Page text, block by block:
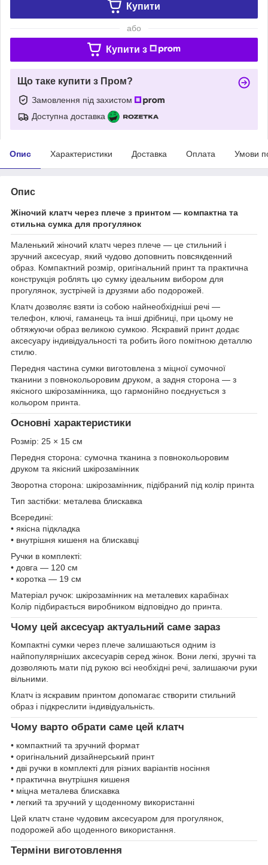
Купити
або
Купити з
Що таке купити з Пром?
Замовлення під захистом
Доступна доставка
Опис Характеристики Доставка Оплата Умови
Опис
Жіночий клатч через плече з принтом — компактна та
стильна сумка для прогулянок
Маленький жіночий клатч через плече — це стильний і
зручний аксесуар, який чудово доповнить повсякденний
образ. Компактний розмір, оригінальний принт та практична
конструкція роблять цю сумку ідеальним вибором для
прогулянок, зустрічей із друзями або подорожей.
Клатч дозволяє взяти із собою найнеобхідніші речі —
телефон, ключі, гаманець та інші дрібниці, при цьому не
обтяжуючи образ великою сумкою. Яскравий принт додає
аксесуару індивідуальності та робить його помітною деталлю
стилю.
Передня частина сумки виготовлена з міцної сумочної
тканини з повнокольоровим друком, а задня сторона — з
якісного шкірозамінника, що гармонійно поєднується з
кольором принта.
Основні характеристики
Розмір: 25 × 15 см
Передня сторона: сумочна тканина з повнокольоровим
друком та якісний шкірозамінник
Зворотна сторона: шкірозамінник, підібраний під колір принта
Тип застібки: металева блискавка
Всередині:
• якісна підкладка
• внутрішня кишеня на блискавці
Ручки в комплекті:
• довга — 120 см
• коротка — 19 см
Матеріал ручок: шкірозамінник на металевих карабінах
Колір підбирається виробником відповідно до принта.
Чому цей аксесуар актуальний саме зараз
Компактні сумки через плече залишаються одним із
найпопулярніших аксесуарів серед жінок. Вони легкі, зручні та
дозволяють мати під рукою всі необхідні речі, залишаючи руки
вільними.
Клатч із яскравим принтом допомагає створити стильний
образ і підкреслити індивідуальність.
Чому варто обрати саме цей клатч
• компактний та зручний формат
• оригінальний дизайнерський принт
• дві ручки в комплекті для різних варіантів носіння
• практична внутрішня кишеня
• міцна металева блискавка
• легкий та зручний у щоденному використанні
Цей клатч стане чудовим аксесуаром для прогулянок,
подорожей або щоденного використання.
Терміни виготовлення